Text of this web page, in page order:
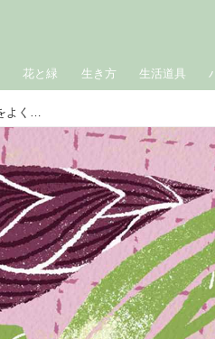
花と緑 生き方 生活道具
春キャベツや新玉ねぎを“おいしく食べて”体のめぐりをよく。医師に教わる「春」の毒出し健康法／工藤内科院長・工藤孝文先生